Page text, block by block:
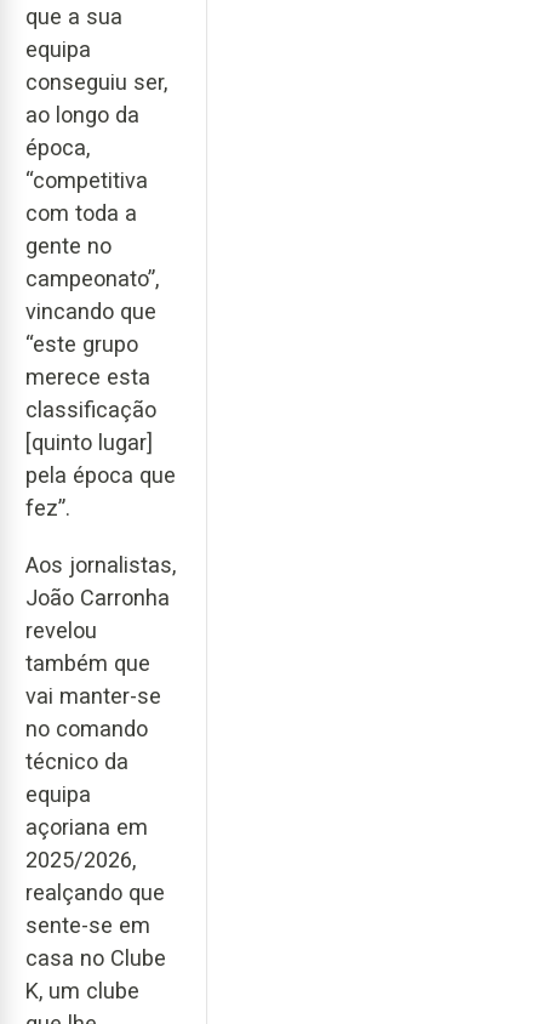
que a sua
equipa
conseguiu ser,
ao longo da
época,
“competitiva
com toda a
gente no
campeonato”,
vincando que
“este grupo
merece esta
classificação
[quinto lugar]
pela época que
fez”.
Aos jornalistas,
João Carronha
revelou
também que
vai manter-se
no comando
técnico da
equipa
açoriana em
2025/2026,
realçando que
sente-se em
casa no Clube
K, um clube